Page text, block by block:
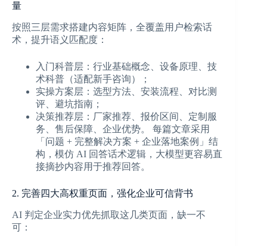
量
按照三层需求搭建内容矩阵，全覆盖用户检索话
术，提升语义匹配度：
入门科普层：行业基础概念、设备原理、技
术科普（适配新手咨询）；
实操方案层：选型方法、安装流程、对比测
评、避坑指南；
决策推荐层：厂家推荐、报价区间、定制服
务、售后保障、企业优势。 每篇文章采用
「问题 + 完整解决方案 + 企业落地案例」结
构，模仿 AI 回答话术逻辑，大模型更容易直
接摘抄内容用于推荐回答。
2. 完善四大高权重页面，强化企业可信背书
AI 判定企业实力优先抓取这几类页面，缺一不
可：